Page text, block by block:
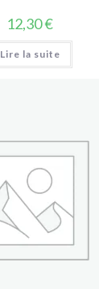
12,30€
Lire la suite